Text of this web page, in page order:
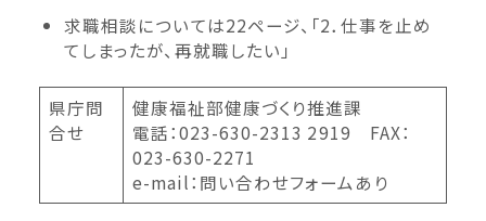
求職相談については22ページ、「2．仕事を止め
てしまったが、再就職したい」
県庁問
合せ
健康福祉部健康づくり推進課
電話：023-630-2313 2919 FAX：
023-630-2271
e-mail：問い合わせフォームあり